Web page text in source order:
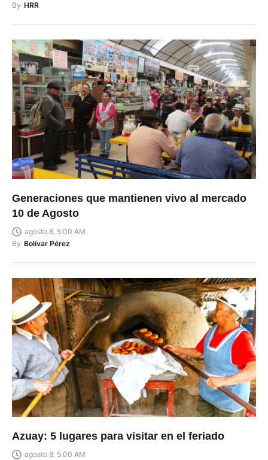
By HRR
Generaciones que mantienen vivo al mercado
10 de Agosto
agosto 8, 5:00 AM
By Bolívar Pérez
Azuay: 5 lugares para visitar en el feriado
agosto 8, 5:00 AM